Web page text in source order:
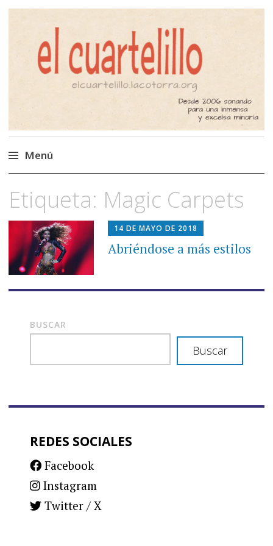
El Cuartelillo
Programa de radio de música
independiente. Podcast
Menú
al
contenido
Etiqueta: Magic Carpets
14 DE MAYO DE 2018
Abriéndose a más estilos
BUSCAR
Buscar
REDES SOCIALES
Facebook
Instagram
Twitter / X